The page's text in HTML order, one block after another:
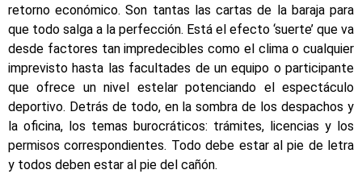
retorno económico. Son tantas las cartas de la baraja para
que todo salga a la perfección. Está el efecto ‘suerte’ que va
desde factores tan impredecibles como el clima o cualquier
imprevisto hasta las facultades de un equipo o participante
que ofrece un nivel estelar potenciando el espectáculo
deportivo. Detrás de todo, en la sombra de los despachos y
la oficina, los temas burocráticos: trámites, licencias y los
permisos correspondientes. Todo debe estar al pie de letra
y todos deben estar al pie del cañón.